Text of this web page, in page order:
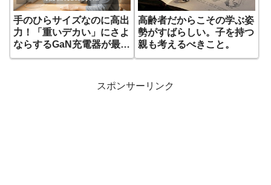
手のひらサイズなのに高出
力！「重いデカい」にさよ
ならするGaN充電器が最高
に快適なワケ
高齢者だからこその学ぶ姿
勢がすばらしい。子を持つ
親も考えるべきこと。
スポンサーリンク